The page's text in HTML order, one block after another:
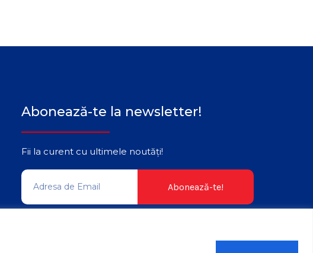
Abonează-te la newsletter!
Fii la curent cu ultimele noutăți!
Abonează-te!